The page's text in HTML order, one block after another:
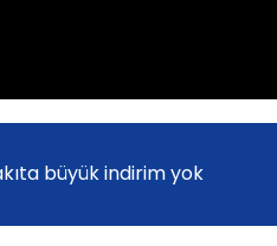
büyük indirim yok